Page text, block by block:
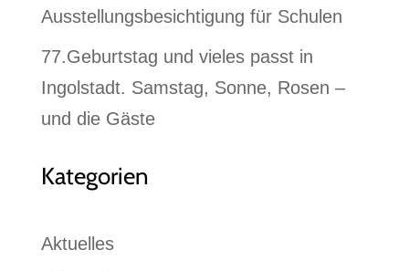
Ausstellungsbesichtigung für Schulen
77.Geburtstag und vieles passt in
Ingolstadt. Samstag, Sonne, Rosen –
und die Gäste
Kategorien
Aktuelles